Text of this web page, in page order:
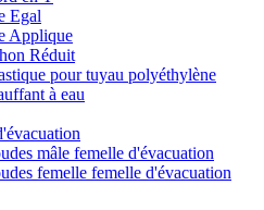
Egal
Applique
Réduit
pour tuyau polyéthylène
à eau
mâle femelle d'évacuation
femelle femelle d'évacuation